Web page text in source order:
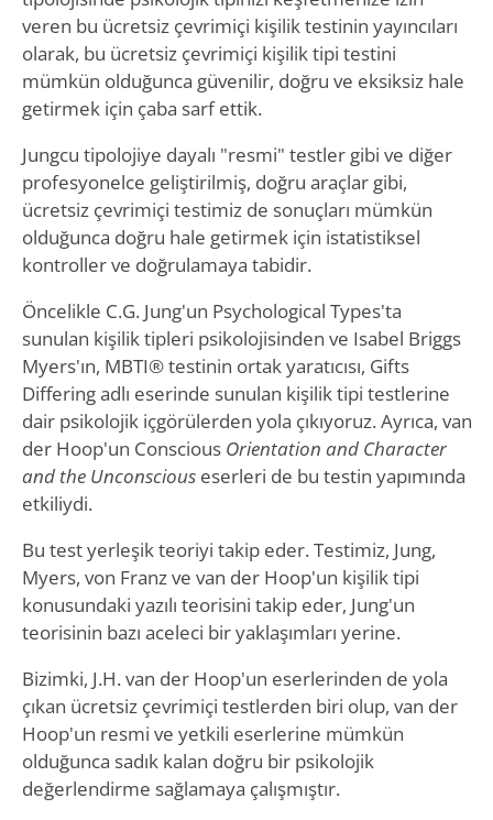
veren bu ücretsiz çevrimiçi kişilik testinin yayıncıları
olarak, bu ücretsiz çevrimiçi kişilik tipi testini
mümkün olduğunca güvenilir, doğru ve eksiksiz hale
getirmek için çaba sarf ettik.
Jungcu tipolojiye dayalı "resmi" testler gibi ve diğer
profesyonelce geliştirilmiş, doğru araçlar gibi,
ücretsiz çevrimiçi testimiz de sonuçları mümkün
olduğunca doğru hale getirmek için istatistiksel
kontroller ve doğrulamaya tabidir.
Öncelikle C.G. Jung'un Psychological Types'ta
sunulan kişilik tipleri psikolojisinden ve Isabel Briggs
Myers'ın, MBTI® testinin ortak yaratıcısı, Gifts
Differing adlı eserinde sunulan kişilik tipi testlerine
dair psikolojik içgörülerden yola çıkıyoruz. Ayrıca, van
der Hoop'un Conscious Orientation and Character
and the Unconsciouseserleri de bu testin yapımında
etkiliydi.
Bu test yerleşik teoriyi takip eder. Testimiz, Jung,
Myers, von Franz ve van der Hoop'un kişilik tipi
konusundaki yazılı teorisini takip eder, Jung'un
teorisinin bazı aceleci bir yaklaşımları yerine.
Bizimki, J.H. van der Hoop'un eserlerinden de yola
çıkan ücretsiz çevrimiçi testlerden biri olup, van der
Hoop'un resmi ve yetkili eserlerine mümkün
olduğunca sadık kalan doğru bir psikolojik
değerlendirme sağlamaya çalışmıştır.